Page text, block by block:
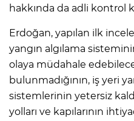
hakkında da adli kontrol
Erdoğan, yapılan ilk
yangın algılama
olaya müdahale
bulunmadığının, iş yeri
sistemlerinin yetersiz
yolları ve kapılarının